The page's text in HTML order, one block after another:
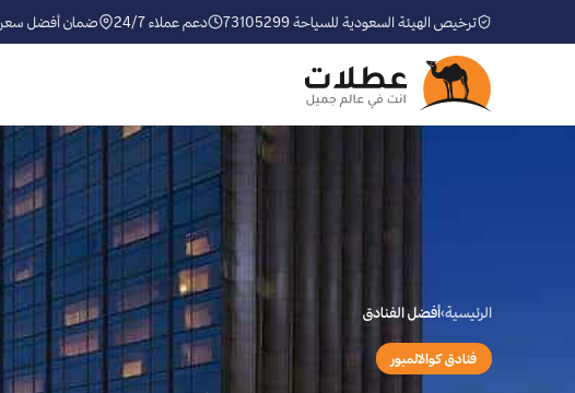
ترخيص الهيئة السعودية للسياحة 73105299 دعم عملاء 24/7 ضمان أفضل سعر
الرئيسية›أفضل الفنادق
فنادق كوالالمبور